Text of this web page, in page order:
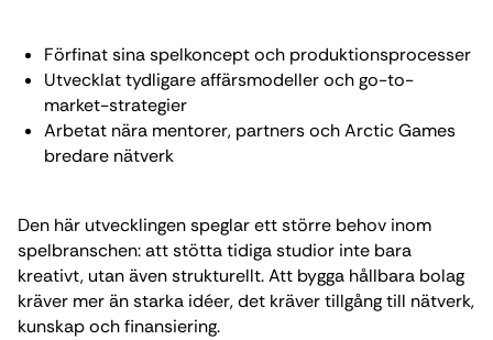
Förfinat sina spelkoncept och produktionsprocesser
Utvecklat tydligare affärsmodeller och go-to-
market-strategier
Arbetat nära mentorer, partners och Arctic Games
bredare nätverk
Den här utvecklingen speglar ett större behov inom
spelbranschen: att stötta tidiga studior inte bara
kreativt, utan även strukturellt. Att bygga hållbara bolag
kräver mer än starka idéer, det kräver tillgång till nätverk,
kunskap och finansiering.